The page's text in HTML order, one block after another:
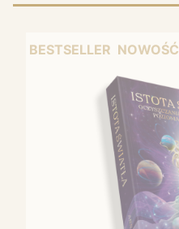
BESTSELLER NOWOŚĆ